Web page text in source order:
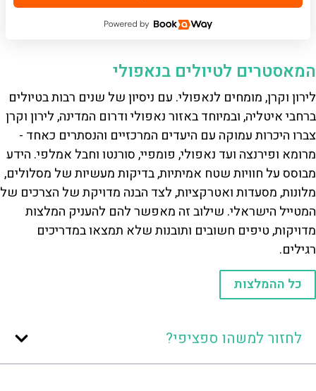
המאסטרים לטיולים בנאפולי
לירון וקרן, מומחים לנאפולי. עם ניסיון של שנים רבות בטיולים
ברחבי איטליה, ובמיוחד באזור נאפולי ודרום המדינה, לירון וקרן
צברו היכרות עמוקה עם היעדים המרכזיים והנסתרים כאחד -
מרומא ופירנצה ועד נאפולי, פומפיי, סורנטו וחבל אמלפי. הידע
מבוסס על חוויות שטח אמיתיות, בדיקות מעשיות של מסלולים,
מלונות, מסעדות ואטרקציות, לצד הבנה מדויקת של הצרכים של
המטייל הישראלי. שילוב זה מאפשר להם להעניק המלצות
מדויקות, טיפים חשובים ותובנות שלא תמצאו במדריכים
רגילים.
כל ההמלצות
לחזור למשהו ספציפי?